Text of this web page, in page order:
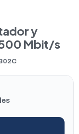
y
Mbit/s